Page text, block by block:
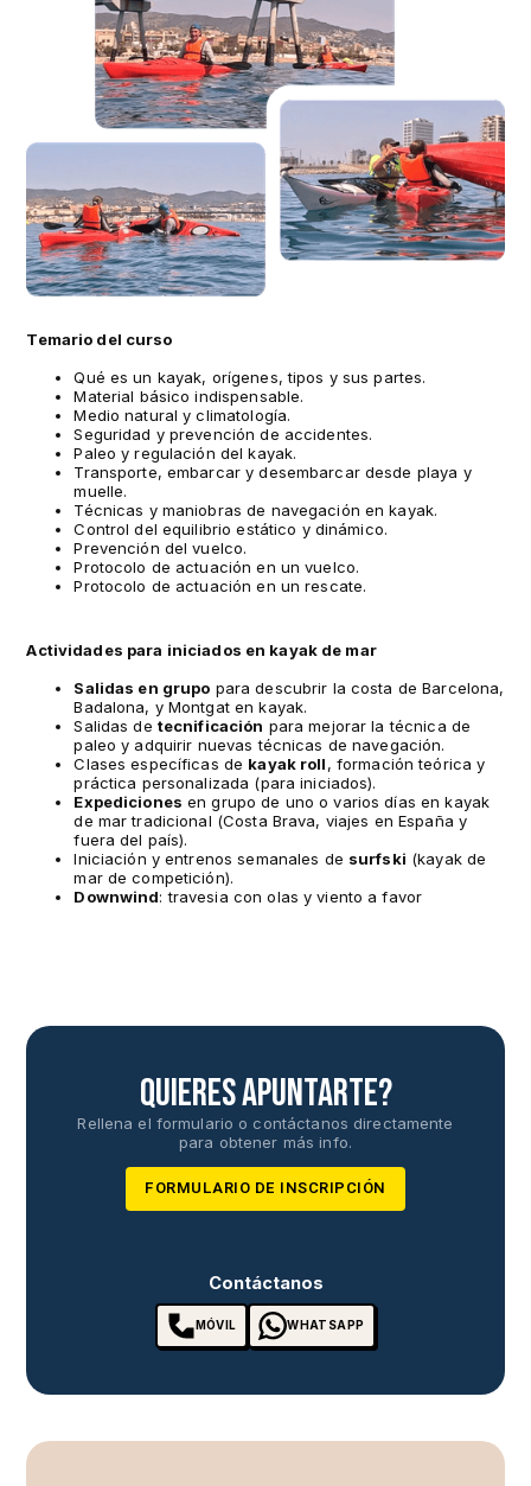
Temario del curso
Qué es un kayak, orígenes, tipos y sus partes.
Material básico indispensable.
Medio natural y climatología.
Seguridad y prevención de accidentes.
Paleo y regulación del kayak.
Transporte, embarcar y desembarcar desde playa y
muelle.
Técnicas y maniobras de navegación en kayak.
Control del equilibrio estático y dinámico.
Prevención del vuelco.
Protocolo de actuación en un vuelco.
Protocolo de actuación en un rescate.
Actividades para iniciados en kayak de mar
Salidas en grupo para descubrir la costa de Barcelona,
Badalona, y Montgat en kayak.
Salidas de tecnificación para mejorar la técnica de
paleo y adquirir nuevas técnicas de navegación.
Clases específicas de kayak roll, formación teórica y
práctica personalizada (para iniciados).
Expediciones en grupo de uno o varios días en kayak
de mar tradicional (Costa Brava, viajes en España y
fuera del país).
Iniciación y entrenos semanales de surfski (kayak de
mar de competición).
Downwind: travesia con olas y viento a favor
Quieres apuntarte?
Rellena el formulario o contáctanos directamente
para obtener más info.
FORMULARIO DE INSCRIPCIÓN
Contáctanos
MÓVIL WHATSAPP